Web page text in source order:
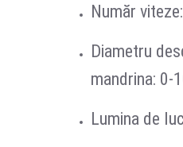
Număr
Diametru
mandrina: 0-
Lumina de